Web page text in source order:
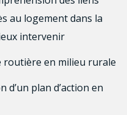
au logement dans la
intervenir
routière en milieu rurale
d’un plan d’action en